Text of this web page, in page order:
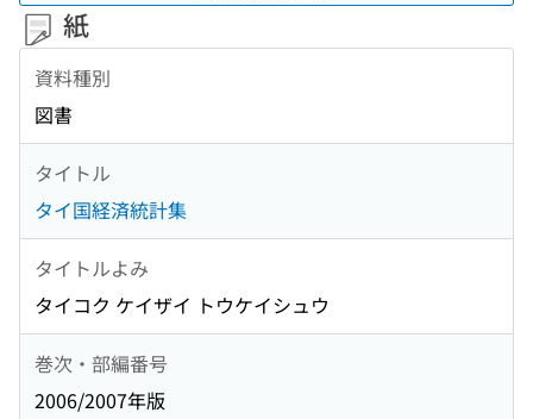
紙
資料種別
図書
タイトル
タイ国経済統計集
タイトルよみ
タイコク ケイザイ トウケイシュウ
巻次・部編番号
2006/2007年版